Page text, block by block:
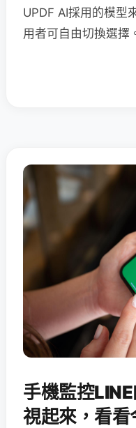
UPDF AI採用的模型
用者可自由切換選擇
手機監控
視起來，看看